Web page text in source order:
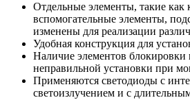
Отдельные элементы, такие как
вспомогательные элементы,
изменены для реализации
Удобная конструкция для
Наличие элементов блокировки
неправильной установки при
Применяются светодиоды с
светоизлучением и с